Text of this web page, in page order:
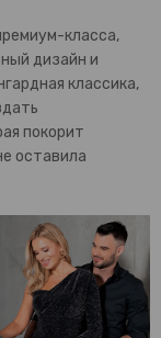
класса,
дизайн и
классика,
покорит
оставила